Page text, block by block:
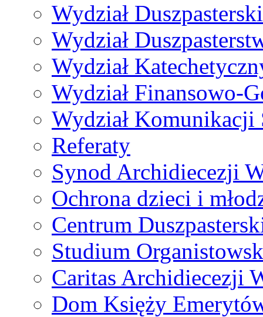
Wydział Duszpasterski
Wydział
Wydział
Wydział Finansowo-
Wydział Komunikacji
Referaty
Synod Archidiecezji
Ochrona dzieci i
Centrum
Studium
Caritas Archidiecezji
Dom Księży